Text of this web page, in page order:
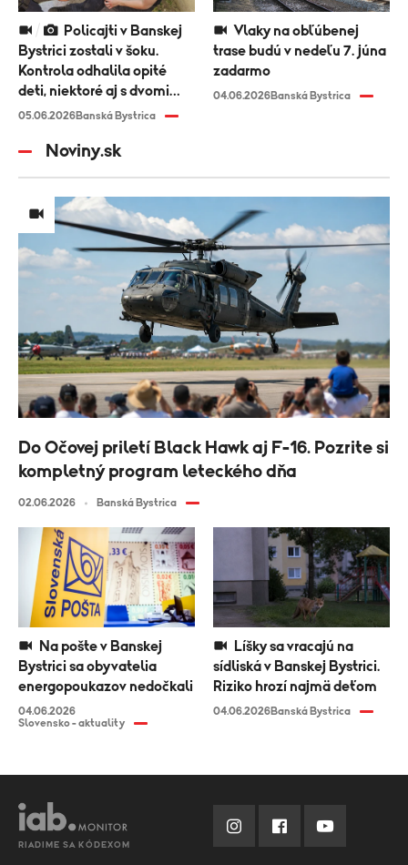
Bystrici zostali v šoku.
Kontrola odhalila opité
deti, niektoré aj s dvomi
promile
05.06.2026Banská Bystrica
trase budú v nedeľu 7. júna
zadarmo
04.06.2026Banská Bystrica
Noviny.sk
Bystrici sa obyvatelia
energopoukazov nedočkali
04.06.2026
Slovensko - aktuality
sídliská v Banskej Bystrici.
Riziko hrozí najmä deťom
04.06.2026Banská Bystrica
Do Očovej priletí Black Hawk aj F-16. Pozrite si
kompletný program leteckého dňa
02.06.2026 Banská Bystrica
RIADIME SA KÓDEXOM